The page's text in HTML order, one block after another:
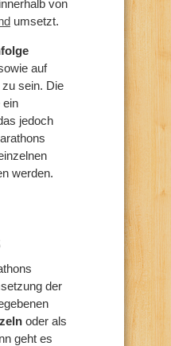
innerhalb von
umsetzt.
auf
sein. Die
ein
jedoch
werden.
der
oder als
geht es